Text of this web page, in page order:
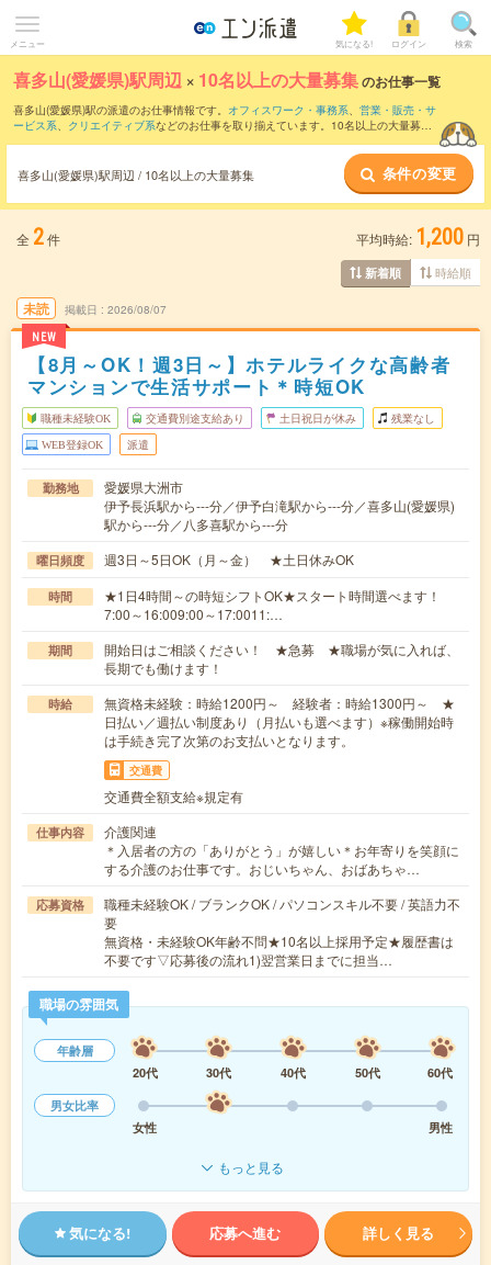
メニュー 気になる! ログイン 検索
喜多山(愛媛県)駅周辺 × 10名以上の大量募集のお仕事一覧
喜多山(愛媛県)駅の派遣のお仕事情報です。 オフィスワーク・事務系、 営業・販売・サ
ービス系、 クリエイティブ系などのお仕事を取り揃えています。10名以上の大量募集
喜多山(愛媛県)駅周辺 / 10名以上の大量募集 条件の変更
全 2件 平均時給: 1,200 円
新着順 時給順
未読
NEW
掲載日 2026/08/07
【8月～OK！週3日～】ホテルライクな高齢者
マンションで生活サポート＊時短OK
職種未経験OK 交通費別途支給あり 土日祝日が休み 残業なし
WEB登録OK 派遣
勤務地
愛媛県大洲市
伊予長浜駅から---分／伊予白滝駅から---分／喜多山(愛媛県)
駅から---分／八多喜駅から---分
曜日頻度 週3日～5日OK（月～金） ★土日休みOK
時間
★1日4時間～の時短シフトOK★スタート時間選べます！
7:00～16:009:00～17:0011:…
期間
開始日はご相談ください！ ★急募 ★職場が気に入れば、
長期でも働けます！
時給
無資格未経験：時給1200円～ 経験者：時給1300円～ ★
日払い／週払い制度あり（月払いも選べます）※稼働開始時
は手続き完了次第のお支払いとなります。
交通費
交通費全額支給※規定有
仕事内容
介護関連
＊入居者の方の「ありがとう」が嬉しい＊お年寄りを笑顔に
する介護のお仕事です。おじいちゃん、おばあちゃ…
応募資格
職種未経験OK / ブランクOK / パソコンスキル不要 / 英語力不
要
無資格・未経験OK年齢不問★10名以上採用予定★履歴書は
不要です▽応募後の流れ1)翌営業日までに担当…
職場の雰囲気
年齢層
20代
30代 40代 50代
60代
男女比率
女性
男性
もっと見る
気になる! 応募へ進む 詳しく見る